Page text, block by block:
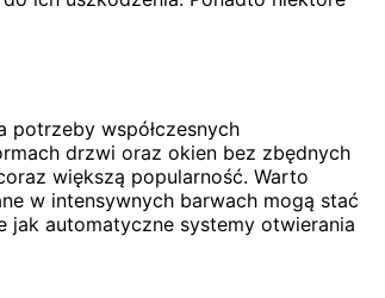
współczesnych
drzwi oraz okien bez zbędnych
większą popularność. Warto
w intensywnych barwach mogą stać
jak automatyczne systemy otwierania